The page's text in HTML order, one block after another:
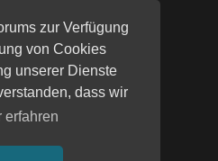
zur Verfügung
von Cookies
unserer Dienste
dass wir
erfahren